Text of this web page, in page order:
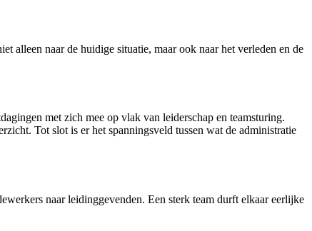
alleen naar de huidige situatie, maar ook naar het verleden en de
met zich mee op vlak van leiderschap en teamsturing.
Tot slot is er het spanningsveld tussen wat de administratie
naar leidinggevenden. Een sterk team durft elkaar eerlijke